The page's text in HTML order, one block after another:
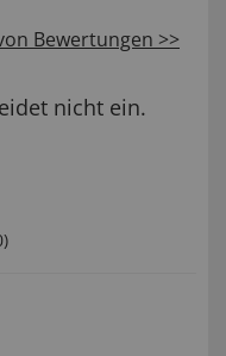
Bewertungen >>
nicht ein.
)